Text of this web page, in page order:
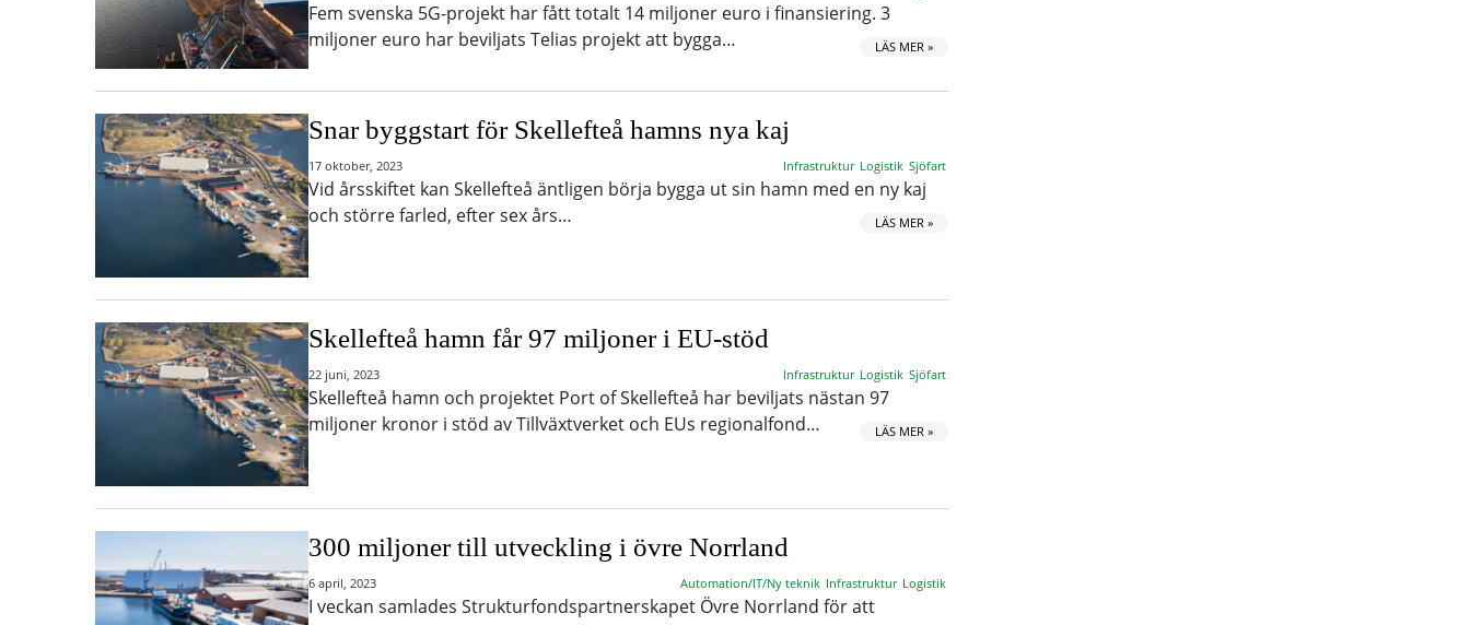
Fem svenska 5G-projekt har fått totalt 14 miljoner euro i finansiering. 3
miljoner euro har beviljats Telias projekt att bygga…
LÄS MER »
Snar byggstart för Skellefteå hamns nya kaj
17 oktober, 2023 Infrastruktur Logistik Sjöfart
Vid årsskiftet kan Skellefteå äntligen börja bygga ut sin hamn med en ny kaj
och större farled, efter sex års…
LÄS MER »
Skellefteå hamn får 97 miljoner i EU-stöd
22 juni, 2023 Infrastruktur Logistik Sjöfart
Skellefteå hamn och projektet Port of Skellefteå har beviljats nästan 97
miljoner kronor i stöd av Tillväxtverket och EUs regionalfond…
LÄS MER »
300 miljoner till utveckling i övre Norrland
6 april, 2023 Automation/IT/Ny teknik Infrastruktur Logistik
I veckan samlades Strukturfondspartnerskapet Övre Norrland för att